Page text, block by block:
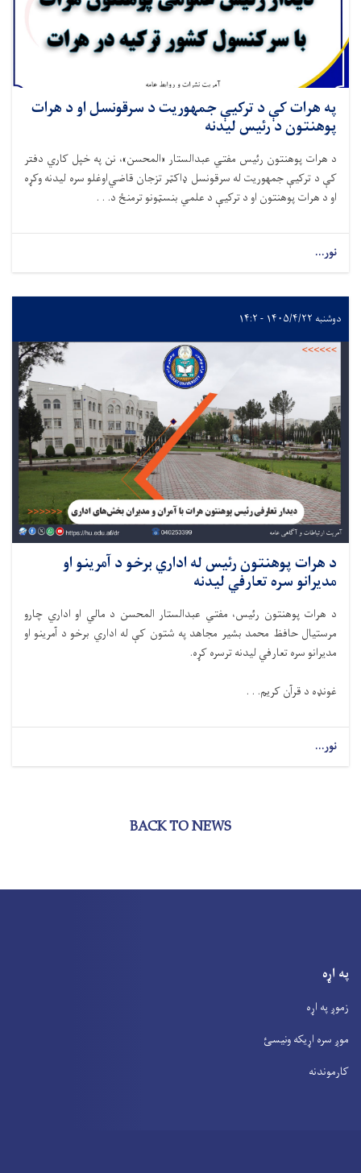
په هرات کې د ترکیې جمهوریت د سرقونسل او د هرات
پوهنتون د رئیس لیدنه
د هرات پوهنتون رئیس مفتي عبدالستار «المحسن»، نن په خپل کاري دفتر
کې د ترکیې جمهوریت له سرقونسل ډاکټر تزجان قاضي‌اوغلو سره لیدنه وکړه
او د هرات پوهنتون او د ترکیې د علمي بنسټونو ترمنځ د. . .
نور...
دوشنبه ۱۴۰۵/۴/۲۲ - ۱۴:۲
د هرات پوهنتون رئیس له اداري برخو د آمرینو او
مدیرانو سره تعارفي لیدنه
د هرات پوهنتون رئیس، مفتي عبدالستار المحسن د مالي او اداري چارو
مرستیال حافظ محمد بشیر مجاهد په شتون کې له اداري برخو د آمرینو او
مدیرانو سره تعارفي لیدنه ترسره کړه.
غونډه د قرآن کریم. . .
نور...
BACK TO NEWS
په اړه
زموږ په اړه
موږ سره اړیکه ونیسئ
کارموندنه